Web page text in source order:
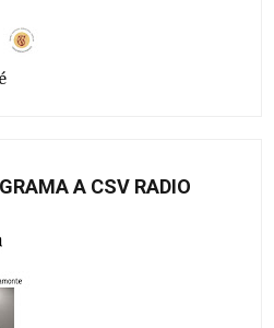
A CSV RADIO